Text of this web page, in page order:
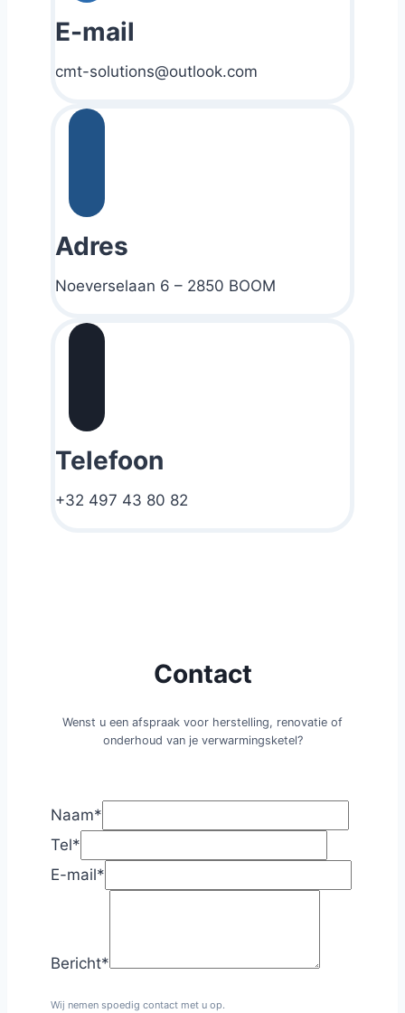
E-mail
cmt-solutions@outlook.com
Adres
Noeverselaan 6 – 2850 BOOM
Telefoon
+32 497 43 80 82
Contact
Wenst u een afspraak voor herstelling, renovatie of
onderhoud van je verwarmingsketel?
Naam*
Tel*
E-mail*
Bericht*
Wij nemen spoedig contact met u op.